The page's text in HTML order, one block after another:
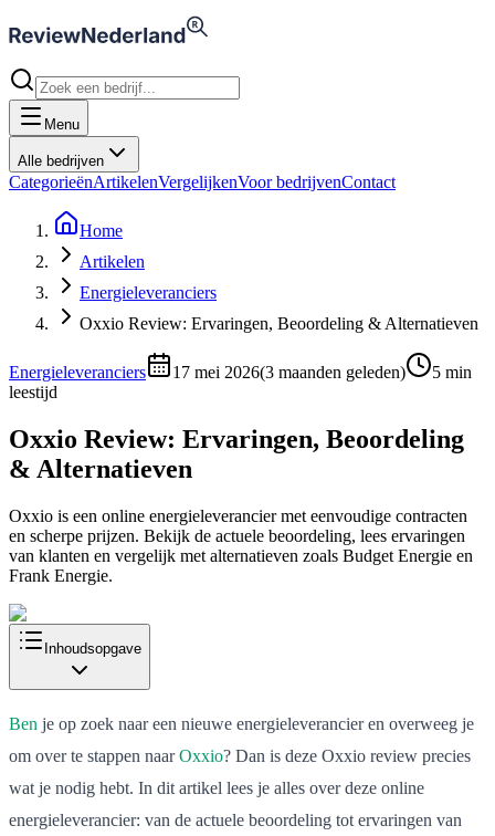
Menu
Alle bedrijven
CategorieënArtikelenVergelijkenVoor bedrijvenContact
Home
Artikelen
Energieleveranciers
Oxxio Review: Ervaringen, Beoordeling & Alternatieven
Energieleveranciers 17 mei 2026(3 maanden geleden) 5 min
leestijd
Oxxio Review: Ervaringen, Beoordeling
& Alternatieven
Oxxio is een online energieleverancier met eenvoudige contracten
en scherpe prijzen. Bekijk de actuele beoordeling, lees ervaringen
van klanten en vergelijk met alternatieven zoals Budget Energie en
Frank Energie.
Inhoudsopgave
Ben je op zoek naar een nieuwe energieleverancier en overweeg je
om over te stappen naarOxxio? Dan is deze Oxxio review precies
wat je nodig hebt. In dit artikel lees je alles over deze online
energieleverancier: van de actuele beoordeling tot ervaringen van